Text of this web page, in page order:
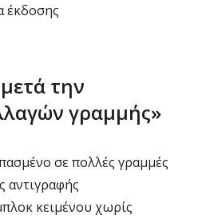
έκδοσης
την
γραμμής»
σε πολλές γραμμές
κειμένου χωρίς